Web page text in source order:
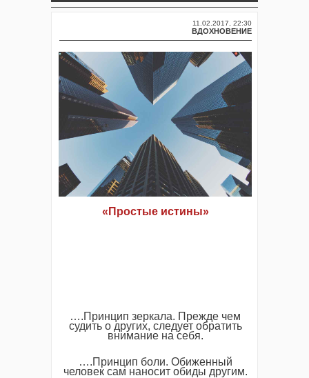
11.02.2017, 22:30
ВДОХНОВЕНИЕ
«Простые истины»
….Принцип зеркала. Прежде чем
судить о других, следует обратить
внимание на себя.
….Принцип боли. Обиженный
человек сам наносит обиды другим.